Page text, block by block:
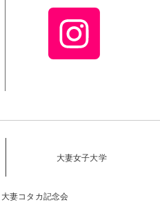
大妻女子大学
妻コタカ記念会